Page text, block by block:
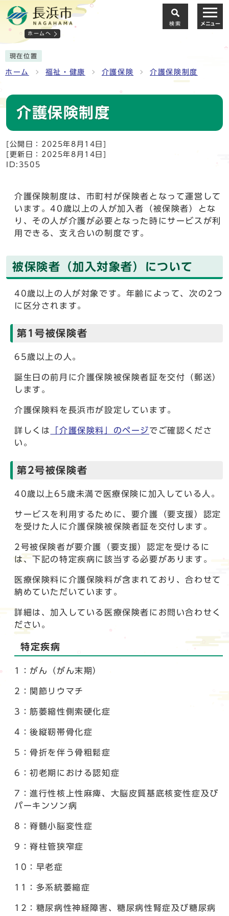
ホームへ
検索 メニュー
現在位置
ホーム 福祉・健康 介護保険 介護保険制度
介護保険制度
[公開日：2025年8月14日]
[更新日：2025年8月14日]
ID:3505
介護保険制度は、市町村が保険者となって運営して
います。40歳以上の人が加入者（被保険者）とな
り、その人が介護が必要となった時にサービスが利
用できる、支え合いの制度です。
被保険者（加入対象者）について
40歳以上の人が対象です。年齢によって、次の2つ
に区分されます。
第1号被保険者
65歳以上の人。
誕生日の前月に介護保険被保険者証を交付（郵送）
します。
介護保険料を長浜市が設定しています。
詳しくは 「介護保険料」のページでご確認くださ
い。
第2号被保険者
40歳以上65歳未満で医療保険に加入している人。
サービスを利用するために、要介護（要支援）認定
を受けた人に介護保険被保険者証を交付します。
2号被保険者が要介護（要支援）認定を受けるに
は、下記の特定疾病に該当する必要があります。
医療保険料に介護保険料が含まれており、合わせて
納めていただいています。
詳細は、加入している医療保険者にお問い合わせく
ださい。
特定疾病
1：がん（がん末期）
2：関節リウマチ
3：筋萎縮性側索硬化症
4：後縦靭帯骨化症
5：骨折を伴う骨粗鬆症
6：初老期における認知症
7：進行性核上性麻痺、大脳皮質基底核変性症及び
パーキンソン病
8：脊髄小脳変性症
9：脊柱管狭窄症
10：早老症
11：多系統萎縮症
12：糖尿病性神経障害、糖尿病性腎症及び糖尿病